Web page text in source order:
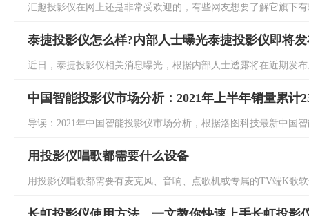
汇趣投影仪在网上还是非常受欢迎的，有些网友想要了解它旗下
泰捷投影仪怎么样?内部人士曝光泰捷投影仪即将
近日，泰捷投影仪相关消息曝光，根据内部人士透露将在近期发
中国智能投影仪市场分析：2021年上半年销量累计
导读：2021年中国智能投影仪市场分析，根据洛图科技最新中国
用投影仪唱歌都需要什么设备
用投影仪唱歌都需要有麦克风、音响、点歌机或专属的TV端K歌